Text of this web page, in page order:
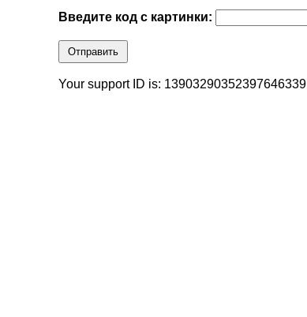
Введите код с картинки:
Отправить
Your support ID is: 13903290352397646339